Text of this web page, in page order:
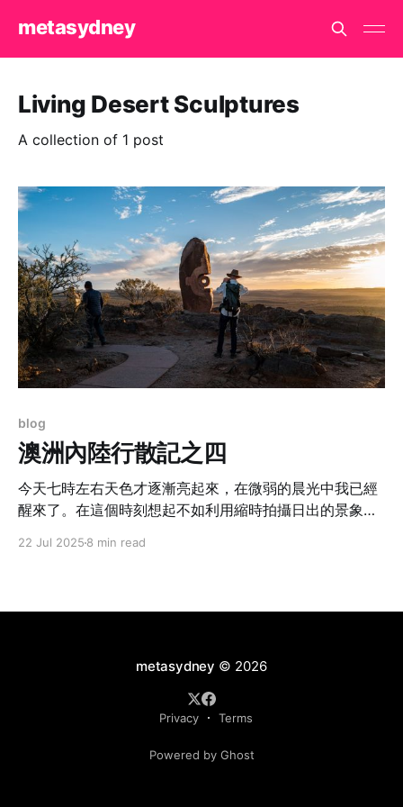
metasydney
Living Desert Sculptures
A collection of 1 post
blog
澳洲內陸行散記之四
今天七時左右天色才逐漸亮起來，在微弱的晨光中我已經
醒來了。在這個時刻想起不如利用縮時拍攝日出的景象，
22 Jul 2025 8 min read
metasydney © 2026
Privacy Terms
Powered by Ghost